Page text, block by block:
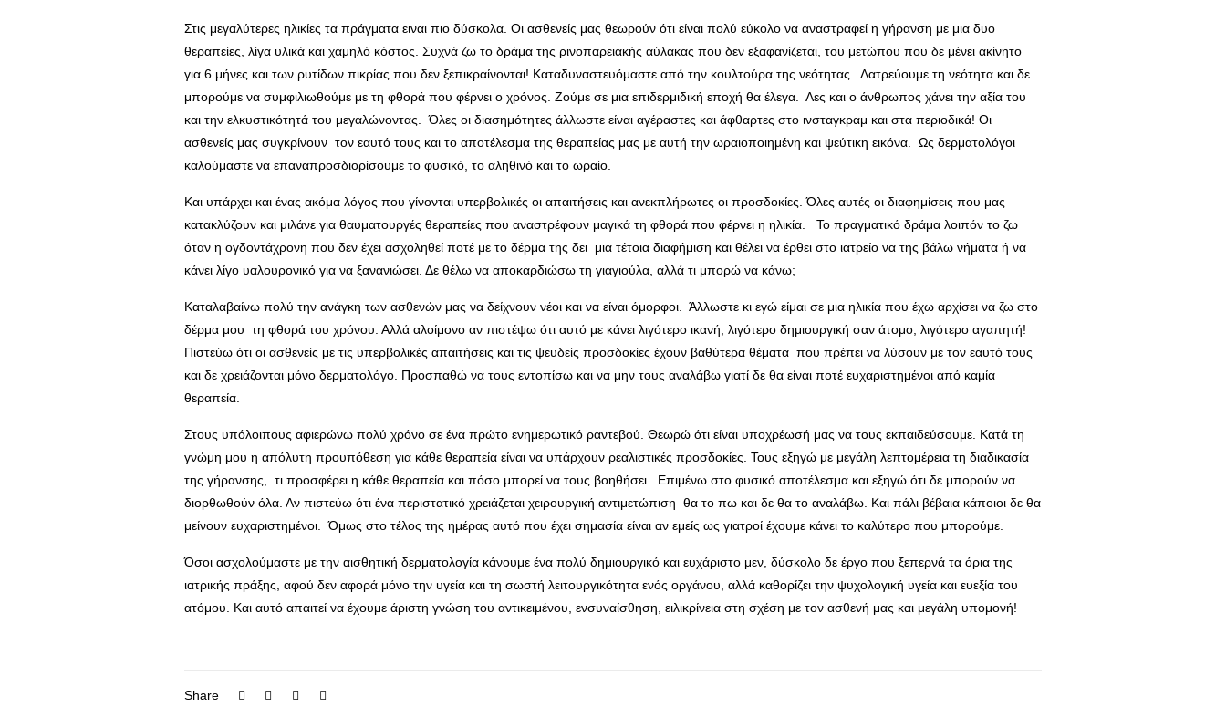
Στις μεγαλύτερες ηλικίες τα πράγματα ειναι πιο δύσκολα. Οι ασθενείς μας θεωρούν ότι είναι πολύ εύκολο να αναστραφεί η γήρανση με μια δυο
θεραπείες, λίγα υλικά και χαμηλό κόστος. Συχνά ζω το δράμα της ρινοπαρειακής αύλακας που δεν εξαφανίζεται, του μετώπου που δε μένει ακίνητο
για 6 μήνες και των ρυτίδων πικρίας που δεν ξεπικραίνονται! Καταδυναστευόμαστε από την κουλτούρα της νεότητας. Λατρεύουμε τη νεότητα και δε
μπορούμε να συμφιλιωθούμε με τη φθορά που φέρνει ο χρόνος. Ζούμε σε μια επιδερμιδική εποχή θα έλεγα. Λες και ο άνθρωπος χάνει την αξία του
και την ελκυστικότητά του μεγαλώνοντας. Όλες οι διασημότητες άλλωστε είναι αγέραστες και άφθαρτες στο ινσταγκραμ και στα περιοδικά! Οι
ασθενείς μας συγκρίνουν τον εαυτό τους και το αποτέλεσμα της θεραπείας μας με αυτή την ωραιοποιημένη και ψεύτικη εικόνα. Ως δερματολόγοι
καλούμαστε να επαναπροσδιορίσουμε το φυσικό, το αληθινό και το ωραίο.
Και υπάρχει και ένας ακόμα λόγος που γίνονται υπερβολικές οι απαιτήσεις και ανεκπλήρωτες οι προσδοκίες. Όλες αυτές οι διαφημίσεις που μας
κατακλύζουν και μιλάνε για θαυματουργές θεραπείες που αναστρέφουν μαγικά τη φθορά που φέρνει η ηλικία. Το πραγματικό δράμα λοιπόν το ζω
όταν η ογδοντάχρονη που δεν έχει ασχοληθεί ποτέ με το δέρμα της δει μια τέτοια διαφήμιση και θέλει να έρθει στο ιατρείο να της βάλω νήματα ή να
κάνει λίγο υαλουρονικό για να ξανανιώσει. Δε θέλω να αποκαρδιώσω τη γιαγιούλα, αλλά τι μπορώ να κάνω;
Καταλαβαίνω πολύ την ανάγκη των ασθενών μας να δείχνουν νέοι και να είναι όμορφοι. Άλλωστε κι εγώ είμαι σε μια ηλικία που έχω αρχίσει να ζω στο
δέρμα μου τη φθορά του χρόνου. Αλλά αλοίμονο αν πιστέψω ότι αυτό με κάνει λιγότερο ικανή, λιγότερο δημιουργική σαν άτομο, λιγότερο αγαπητή!
Πιστεύω ότι οι ασθενείς με τις υπερβολικές απαιτήσεις και τις ψευδείς προσδοκίες έχουν βαθύτερα θέματα που πρέπει να λύσουν με τον εαυτό τους
και δε χρειάζονται μόνο δερματολόγο. Προσπαθώ να τους εντοπίσω και να μην τους αναλάβω γιατί δε θα είναι ποτέ ευχαριστημένοι από καμία
θεραπεία.
Στους υπόλοιπους αφιερώνω πολύ χρόνο σε ένα πρώτο ενημερωτικό ραντεβού. Θεωρώ ότι είναι υποχρέωσή μας να τους εκπαιδεύσουμε. Κατά τη
γνώμη μου η απόλυτη προυπόθεση για κάθε θεραπεία είναι να υπάρχουν ρεαλιστικές προσδοκίες. Τους εξηγώ με μεγάλη λεπτομέρεια τη διαδικασία
της γήρανσης, τι προσφέρει η κάθε θεραπεία και πόσο μπορεί να τους βοηθήσει. Επιμένω στο φυσικό αποτέλεσμα και εξηγώ ότι δε μπορούν να
διορθωθούν όλα. Αν πιστεύω ότι ένα περιστατικό χρειάζεται χειρουργική αντιμετώπιση θα το πω και δε θα το αναλάβω. Και πάλι βέβαια κάποιοι δε θα
μείνουν ευχαριστημένοι. Όμως στο τέλος της ημέρας αυτό που έχει σημασία είναι αν εμείς ως γιατροί έχουμε κάνει το καλύτερο που μπορούμε.
Όσοι ασχολούμαστε με την αισθητική δερματολογία κάνουμε ένα πολύ δημιουργικό και ευχάριστο μεν, δύσκολο δε έργο που ξεπερνά τα όρια της
ιατρικής πράξης, αφού δεν αφορά μόνο την υγεία και τη σωστή λειτουργικότητα ενός οργάνου, αλλά καθορίζει την ψυχολογική υγεία και ευεξία του
ατόμου. Και αυτό απαιτεί να έχουμε άριστη γνώση του αντικειμένου, ενσυναίσθηση, ειλικρίνεια στη σχέση με τον ασθενή μας και μεγάλη υπομονή!
Share